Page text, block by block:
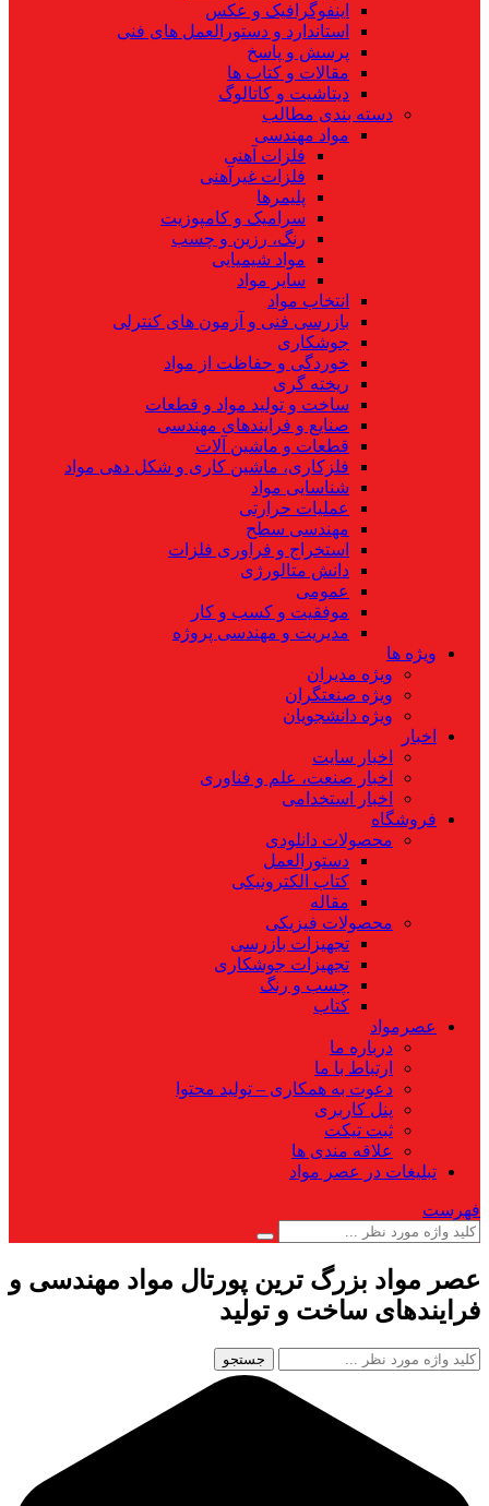
اینفوگرافیک و عکس
استاندارد و دستورالعمل های فنی
پرسش و پاسخ
مقالات و کتاب ها
دیتاشیت و کاتالوگ
دسته بندی مطالب
مواد مهندسی
فلزات آهنی
فلزات غیرآهنی
پلیمرها
سرامیک و کامپوزیت
رنگ، رزین و چسب
مواد شیمیایی
سایر مواد
انتخاب مواد
بازرسی فنی و آزمون های کنترلی
جوشکاری
خوردگی و حفاظت از مواد
ریخته گری
ساخت و تولید مواد و قطعات
صنایع و فرایندهای مهندسی
قطعات و ماشین آلات
فلزکاری، ماشین کاری و شکل دهی مواد
شناسایی مواد
عملیات حرارتی
مهندسی سطح
استخراج و فراوری فلزات
دانش متالورژی
عمومی
موفقیت و کسب و کار
مدیریت و مهندسی پروژه
ویژه ها
ویژه مدیران
ویژه صنعتگران
ویژه دانشجویان
اخبار
اخبار سایت
اخبار صنعت، علم و فناوری
اخبار استخدامی
فروشگاه
محصولات دانلودی
دستورالعمل
کتاب الکترونیکی
مقاله
محصولات فیزیکی
تجهیزات بازرسی
تجهیزات جوشکاری
چسب و رنگ
کتاب
عصرمواد
درباره ما
ارتباط با ما
دعوت به همکاری – تولید محتوا
پنل کاربری
ثبت تیکت
علاقه مندی ها
تبلیغات در عصر مواد
فهرست
عصر مواد بزرگ ترین پورتال مواد مهندسی و
فرایندهای ساخت و تولید
جستجو